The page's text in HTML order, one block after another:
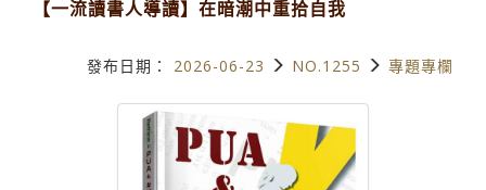
【一流讀書人導讀】在暗潮中重拾自我
發布日期： 2026-06-23 NO.1255 專題專欄